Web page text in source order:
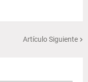
Artículo Siguiente